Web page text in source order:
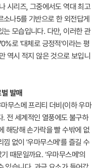
시리즈, 그중에서도 역대 최고
나5를 기반으로 한 외전답게
는 모습입니다. 다만, 이러한 관
로 '대체로 긍정적'이라는 평
역시 적지 않은 것으로 보입니
발매
무스메 프리티 더비(이하 우마
전 세계적인 열풍에도 불구하
해당해 손가락을 빨 수밖에 없
낌 없이 '우마무스메'를 즐길 수
때문일까요. '우마무스메'의